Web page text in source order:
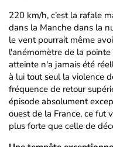
220 km/h, c’est la rafale
dans la Manche dans la
le vent pourrait même
l'anémomètre de la
atteinte n'a jamais été
à lui tout seul la violence
fréquence de retour
épisode absolument
ouest de la France, ce fut
plus forte que celle de